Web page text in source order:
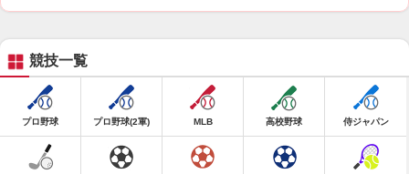
競技一覧
プロ野球 プロ野球(2軍) MLB 高校野球 侍ジャパン